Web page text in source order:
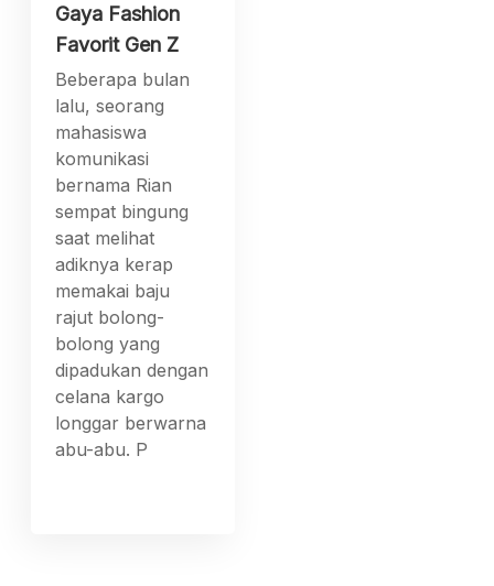
Gaya Fashion
Favorit Gen Z
Beberapa bulan
lalu, seorang
mahasiswa
komunikasi
bernama Rian
sempat bingung
saat melihat
adiknya kerap
memakai baju
rajut bolong-
bolong yang
dipadukan dengan
celana kargo
longgar berwarna
abu-abu. P